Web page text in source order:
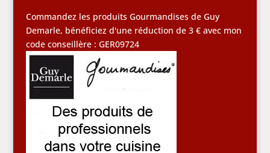
Commandez les produits Gourmandises de Guy
Demarle, bénéficiez d'une réduction de 3 € avec mon
code conseillère : GER09724